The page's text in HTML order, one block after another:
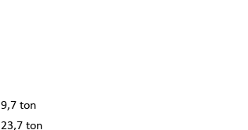
9,7 ton
23,7 ton